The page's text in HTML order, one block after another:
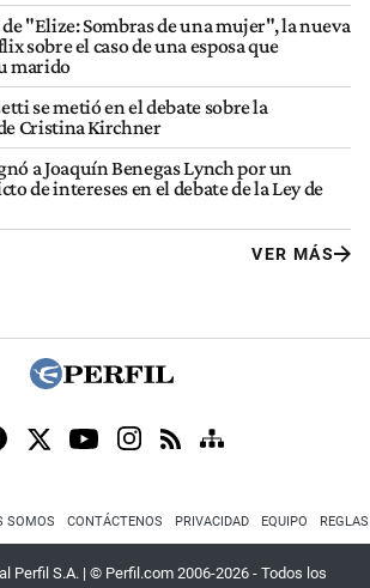
"Elize: Sombras de una mujer", la nueva
sobre el caso de una esposa que
marido
se metió en el debate sobre la
Cristina Kirchner
a Joaquín Benegas Lynch por un
de intereses en el debate de la Ley de
VER MÁS
SOMOS CONTÁCTENOS PRIVACIDAD EQUIPO
Perfil S.A. | © Perfil.com 2006-2026 - Todos los